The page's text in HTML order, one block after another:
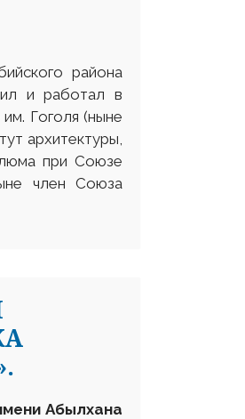
района
и работал в
Гоголя (ныне
архитектуры,
при Союзе
член Союза
Абылхана